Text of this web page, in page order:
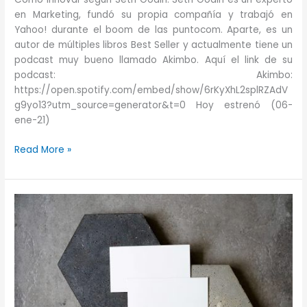
en Marketing, fundó su propia compañía y trabajó en
Yahoo! durante el boom de las puntocom. Aparte, es un
autor de múltiples libros Best Seller y actualmente tiene un
podcast muy bueno llamado Akimbo. Aquí el link de su
podcast: Akimbo:
https://open.spotify.com/embed/show/6rKyXhL2splRZAdV
g9yo13?utm_source=generator&t=0 Hoy estrenó (06-
ene-21)
Cómo
según
Seth
Godin.
Para
líderes
no
expertos.
Read More »